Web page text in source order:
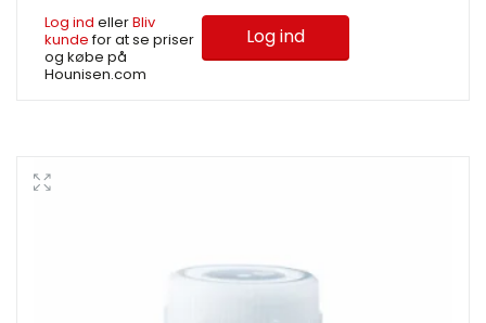
Log ind ellerBliv
kundefor at se priser
og købe på
Hounisen.com
Log ind